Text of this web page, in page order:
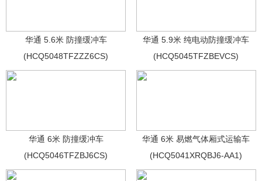
华通 5.6米 防撞缓冲车
(HCQ5048TFZZZ6CS)
华通 5.9米 纯电动防撞缓冲车
(HCQ5045TFZBEVCS)
华通 6米 防撞缓冲车
(HCQ5046TFZBJ6CS)
华通 6米 易燃气体厢式运输车
(HCQ5041XRQBJ6-AA1)